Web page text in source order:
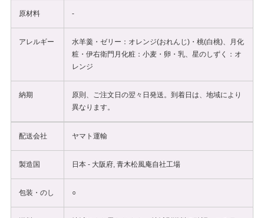
原材料 -
アレルギー
水羊羹・ゼリー：オレンジ(おれんじ)・桃(白桃)、月化
粧・伊右衛門月化粧：小麦・卵・乳、星のしずく：オ
レンジ
納期
原則、ご注文日の翌々日発送。到着日は、地域により
異なります。
配送会社 ヤマト運輸
製造国 日本 - 大阪府, 青木松風庵自社工場
包装・のし ○